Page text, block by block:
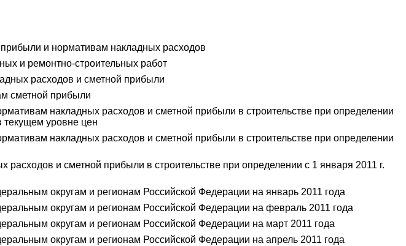
и нормативам накладных расходов
и ремонтно-строительных работ
расходов и сметной прибыли
сметной прибыли
накладных расходов и сметной прибыли в строительстве при определении
текущем уровне цен
накладных расходов и сметной прибыли в строительстве при определении
и сметной прибыли в строительстве при определении с 1 января 2011 г.
округам и регионам Российской Федерации на январь 2011 года
округам и регионам Российской Федерации на февраль 2011 года
округам и регионам Российской Федерации на март 2011 года
округам и регионам Российской Федерации на апрель 2011 года